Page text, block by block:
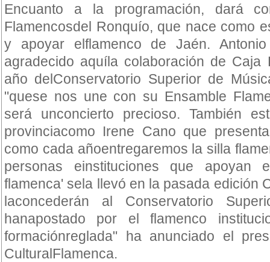
Encuanto a la programación, dará
Flamencosdel Ronquío, que nace como
y apoyar elflamenco de Jaén.
agradecido aquíla colaboración de
año delConservatorio Superior de
"quese nos une con su Ensamble
será unconcierto precioso. También
provinciacomo Irene Cano que
como cada añoentregaremos la silla
personas einstituciones que apoyan
flamenca' sela llevó en la pasada edición
laconcederán al Conservatorio
hanapostado por el flamenco
formaciónreglada" ha anunciado el
CulturalFlamenca.